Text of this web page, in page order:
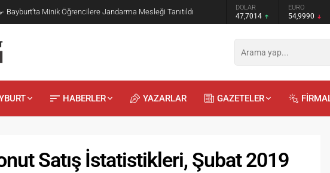
Bayburt’ta Minik Öğrencilere Jandarma Mesleği TanıtıldıGRAM ALTIN
6.505,41
DOLAR
47,7014
EURO
54,9990
HABERLER YAZARLAR GAZETELER
Satış İstatistikleri, Şubat 2019